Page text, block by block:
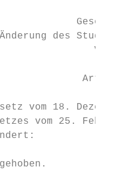
Gesetz
des
Vom
vom 18.
vom 25.